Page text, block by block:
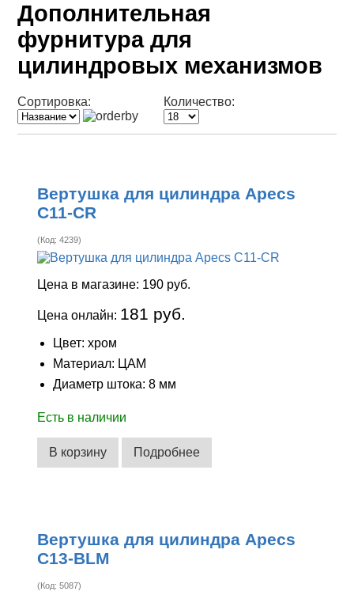
Дополнительная
фурнитура для
цилиндровых механизмов
Сортировка: Количество:
Вертушка для цилиндра Apecs
C11-CR
(Код:4239)
Цена в магазине: 190 руб.
Цена онлайн: 181 руб.
Цвет: хром
Материал: ЦАМ
Диаметр штока: 8 мм
Есть в наличии
В корзину Подробнее
Вертушка для цилиндра Apecs
C13-BLM
(Код:5087)